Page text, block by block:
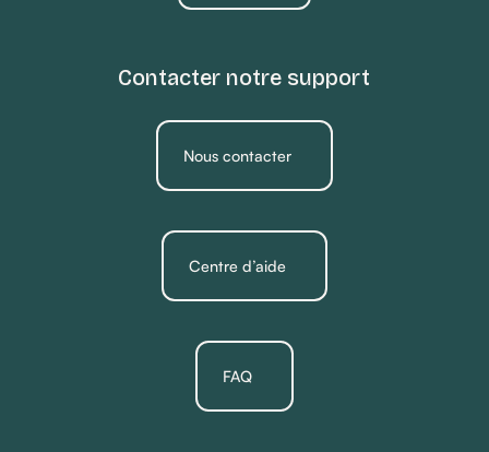
Contacter notre support
Nous contacter
Centre d’aide
FAQ